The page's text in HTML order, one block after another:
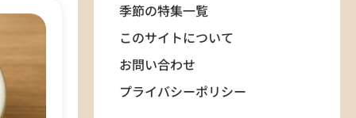
季節の特集一覧
このサイトについて
お問い合わせ
プライバシーポリシー